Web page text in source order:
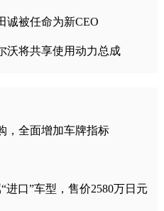
诚被任命为新CEO
沃将共享使用动力总成
，全面增加车牌指标
口”车型，售价2580万日元